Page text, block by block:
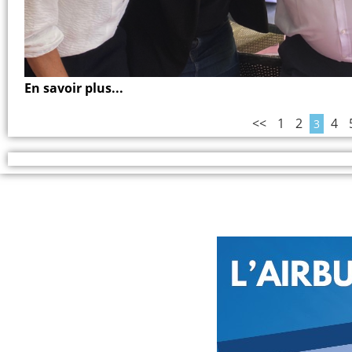
En savoir plus...
<< 1 2 3 4